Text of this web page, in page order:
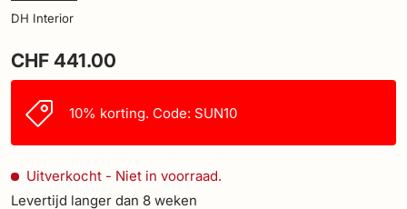
DH Interior
CHF 441.00
10% korting. Code: SUN10
Uitverkocht - Niet in voorraad.
Levertijd langer dan 8 weken